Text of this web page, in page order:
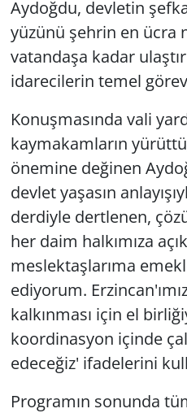
Aydoğdu, devletin
yüzünü şehrin en ücra
vatandaşa kadar
idarecilerin temel
Konuşmasında vali
kaymakamların
önemine değinen
devlet yaşasın
derdiyle dertlenen,
her daim halkımıza
meslektaşlarıma
ediyorum.
kalkınması için el
koordinasyon içinde
edeceğiz' ifadelerini
Programın sonunda